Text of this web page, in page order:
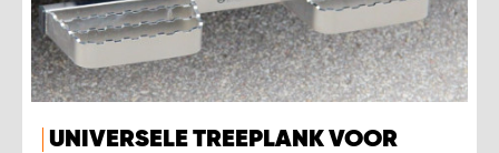
UNIVERSELE TREEPLANK VOOR